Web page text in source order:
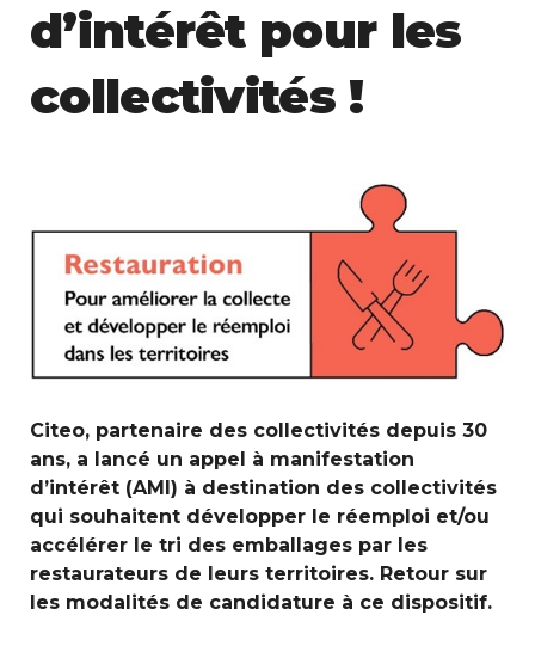
d’intérêt pour les
collectivités !
Citeo, partenaire des collectivités depuis 30
ans, a lancé un appel à manifestation
d’intérêt (AMI) à destination des collectivités
qui souhaitent développer le réemploi et/ou
accélérer le tri des emballages par les
restaurateurs de leurs territoires. Retour sur
les modalités de candidature à ce dispositif.